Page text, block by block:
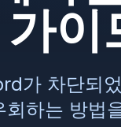
이
가 차단되
하는 방법